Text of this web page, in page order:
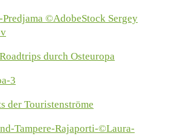
durch Osteuropa
der Touristenströme